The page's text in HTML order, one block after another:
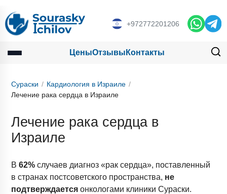
Сураски
Кардиология в Израиле
Лечение рака сердца в Израиле
Лечение рака сердца в
Израиле
В 62% случаев диагноз «рак сердца», поставленный
в странах постсоветского пространства, не
подтверждается онкологами клиники Сураски.